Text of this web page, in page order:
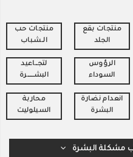
منتجات بقع
الجلد
الرؤوس
السوداء
انعدام نضارة
البشرة
منتجات حـب
الــشـباب
لتجـــاعيد
البشــــــــرة
محاربة
السيلوليت
مشكلة البشرة